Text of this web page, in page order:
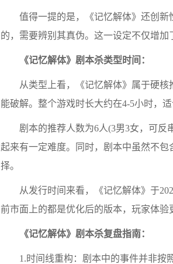
值得一提的是，《记忆解体》还创新
的，需要辨别其真伪。这一设定不仅增
《记忆解体》剧本杀类型时间：
从类型上看，《记忆解体》属于硬核
能破解。整个游戏时长大约在4-5小时，
剧本的推荐人数为6人(3男3女，可反
起来有一定难度。同时，剧本中虽然不
择。
从发行时间来看，《记忆解体》于
前市面上的都是优化后的版本，玩家体验
《记忆解体》剧本杀复盘指南：
1.​​时间线重构​​：剧本中的事件并非按照